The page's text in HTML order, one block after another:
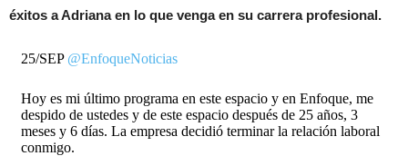
éxitos a Adriana en lo que venga en su carrera profesional.
25/SEP @EnfoqueNoticias
Hoy es mi último programa en este espacio y en Enfoque, me
despido de ustedes y de este espacio después de 25 años, 3
meses y 6 días. La empresa decidió terminar la relación laboral
conmigo.